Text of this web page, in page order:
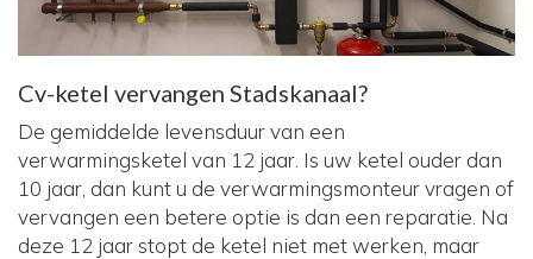
Cv-ketel vervangen Stadskanaal?
De gemiddelde levensduur van een
verwarmingsketel van 12 jaar. Is uw ketel ouder dan
10 jaar, dan kunt u de verwarmingsmonteur vragen of
vervangen een betere optie is dan een reparatie. Na
deze 12 jaar stopt de ketel niet met werken, maar